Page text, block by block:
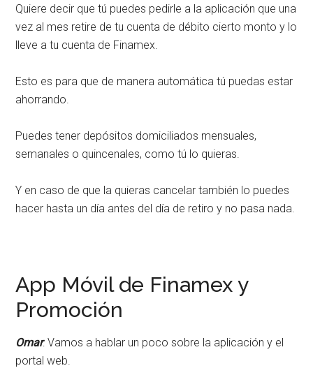
Quiere decir que tú puedes pedirle a la aplicación que una
vez al mes retire de tu cuenta de débito cierto monto y lo
lleve a tu cuenta de Finamex.
Esto es para que de manera automática tú puedas estar
ahorrando.
Puedes tener depósitos domiciliados mensuales,
semanales o quincenales, como tú lo quieras.
Y en caso de que la quieras cancelar también lo puedes
hacer hasta un día antes del día de retiro y no pasa nada.
App Móvil de Finamex y
Promoción
Omar: Vamos a hablar un poco sobre la aplicación y el
portal web.